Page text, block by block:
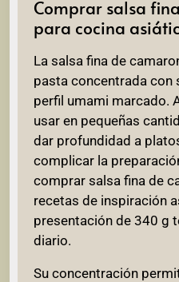
Comprar salsa
para cocina
La salsa fina de
pasta concentrada con
perfil umami marcado.
usar en pequeñas
dar profundidad a
complicar la
comprar salsa fina de
recetas de inspiración
presentación de 340 g
diario.
Su concentración